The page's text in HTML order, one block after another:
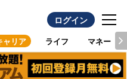
ログイン
ャリア ライフ マネー